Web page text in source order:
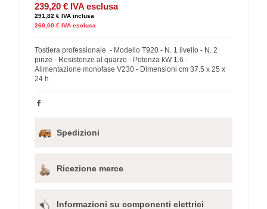
239,20 € IVA esclusa
291,82 € IVA inclusa
260,00 € IVA esclusa
Tostiera professionale - Modello T920 - N. 1 livello - N. 2
pinze - Resistenze al quarzo - Potenza kW 1.6 -
Alimentazione monofase V230 - Dimensioni cm 37.5 x 25 x
24 h
Spedizioni
Ricezione merce
Informazioni su componenti elettrici